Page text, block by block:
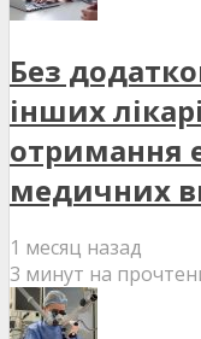
Без
інших
отримання
медичних
1 месяц назад
3 минут на